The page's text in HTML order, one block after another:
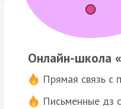
Онлайн-школа
Прямая связь с
Письменные дз